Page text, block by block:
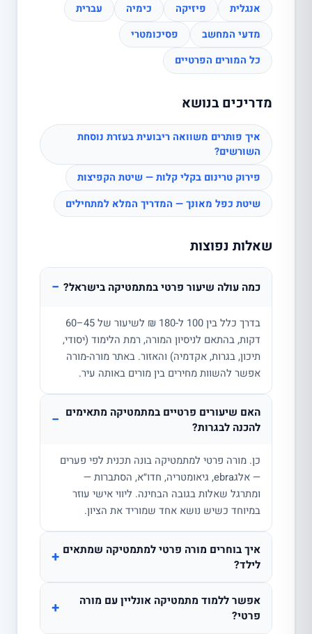
אנגלית פיזיקה כימיה
עברית
מדעי המחשב
פסיכומטרי
כל המורים הפרטיים
מדריכים בנושא
איך פותרים משוואה ריבועית בעזרת נוסחת
השורשים?
פירוק טרינום בקלי קלות — שיטת הקפיצות
שיטת כפל מאונך — המדריך המלא למתחילים
שאלות נפוצות
כמה עולה שיעור פרטי במתמטיקה בישראל? −
בדרך כלל בין 100 ל-180 ₪ לשיעור של 45–60
דקות, בהתאם לניסיון המורה, רמת הלימוד (יסודי,
תיכון, בגרות, אקדמיה) והאזור. באתר מורה-מורה
אפשר להשוות מחירים בין מורים באותה עיר.
האם שיעורים פרטיים במתמטיקה מתאימים
להכנה לבגרות?
−
כן. מורה פרטי למתמטיקה בונה תכנית לפי פערים
— אלגebra, גיאומטריה, חדו״א, הסתברות —
ומתרגל שאלות בגובה הבחינה. ליווי אישי עוזר
במיוחד כשיש נושא אחד שמוריד את הציון.
איך בוחרים מורה פרטי למתמטיקה שמתאים
לילד?
+
אפשר ללמוד מתמטיקה אונליין עם מורה
פרטי?
+